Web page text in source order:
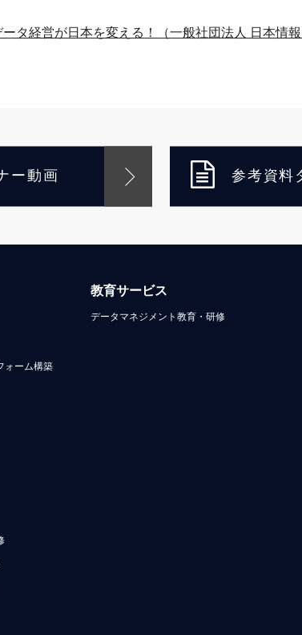
ータ経営が日本を変える！（一般社団法人 日本情
ー動画 参考資料
ォーム構築
教育サービス
データマネジメント教育・研修